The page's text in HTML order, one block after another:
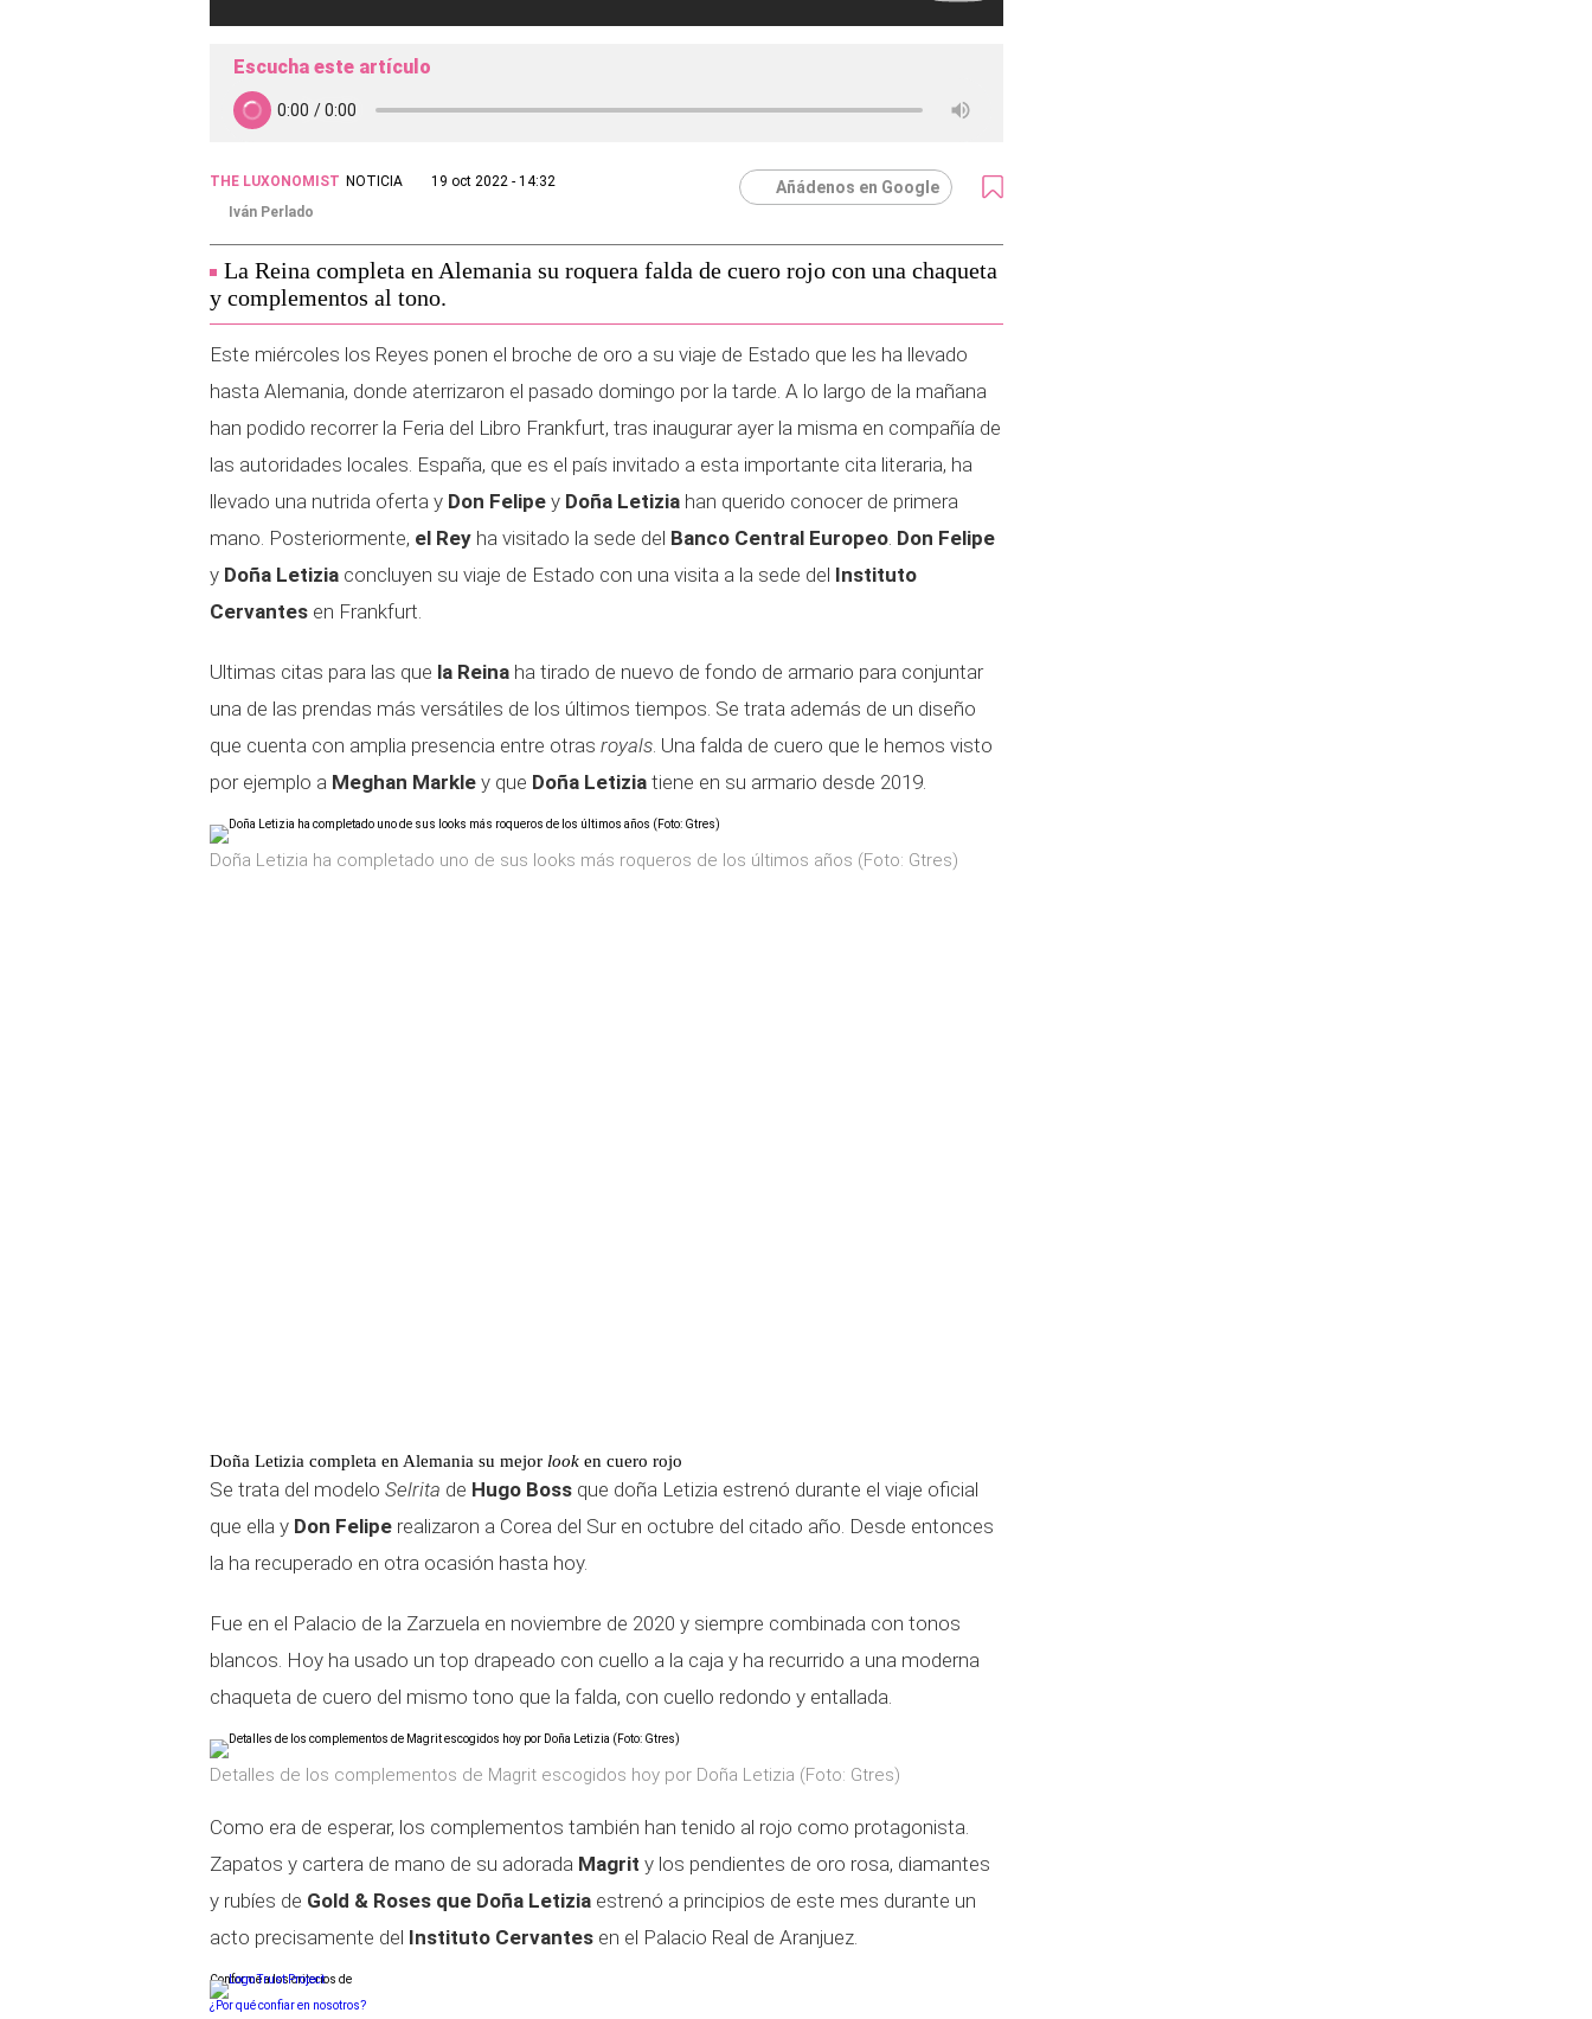
Escucha este artículo
THE LUXONOMIST NOTICIA
19 oct 2022 - 14:32
Iván Perlado
Añádenos en Google
La Reina completa en Alemania su roquera falda de cuero rojo con una chaqueta
y complementos al tono.
Este miércoles los Reyes ponen el broche de oro a su viaje de Estado que les ha llevado
hasta Alemania, donde aterrizaron el pasado domingo por la tarde. A lo largo de la mañana
han podido recorrer la Feria del Libro Frankfurt, tras inaugurar ayer la misma en compañía de
las autoridades locales. España, que es el país invitado a esta importante cita literaria, ha
llevado una nutrida oferta y Don Felipe y Doña Letizia han querido conocer de primera
mano. Posteriormente, el Rey ha visitado la sede del Banco Central Europeo Don Felipe
y Doña Letizia concluyen su viaje de Estado con una visita a la sede del Instituto
Cervantes en Frankfurt.
Ultimas citas para las que la Reina ha tirado de nuevo de fondo de armario para conjuntar
una de las prendas más versátiles de los últimos tiempos. Se trata además de un diseño
que cuenta con amplia presencia entre otras royals . Una falda de cuero que le hemos visto
por ejemplo a Meghan Markle y que Doña Letizia tiene en su armario desde 2019.
Doña Letizia ha completado uno de sus looks más roqueros de los últimos años (Foto: Gtres)
Doña Letizia completa en Alemania su mejor look en cuero rojo
Se trata del modelo Selrita de Hugo Boss que doña Letizia estrenó durante el viaje oficial
que ella y Don Felipe realizaron a Corea del Sur en octubre del citado año. Desde entonces
la ha recuperado en otra ocasión hasta hoy.
Fue en el Palacio de la Zarzuela en noviembre de 2020 y siempre combinada con tonos
blancos. Hoy ha usado un top drapeado con cuello a la caja y ha recurrido a una moderna
chaqueta de cuero del mismo tono que la falda, con cuello redondo y entallada.
Detalles de los complementos de Magrit escogidos hoy por Doña Letizia (Foto: Gtres)
Como era de esperar, los complementos también han tenido al rojo como protagonista.
Zapatos y cartera de mano de su adorada Magrit y los pendientes de oro rosa, diamantes
y rubíes de Gold & Roses que Doña Letizia estrenó a principios de este mes durante un
acto precisamente del Instituto Cervantes en el Palacio Real de Aranjuez.
Conforme a los criterios de
¿Por qué confiar en nosotros?